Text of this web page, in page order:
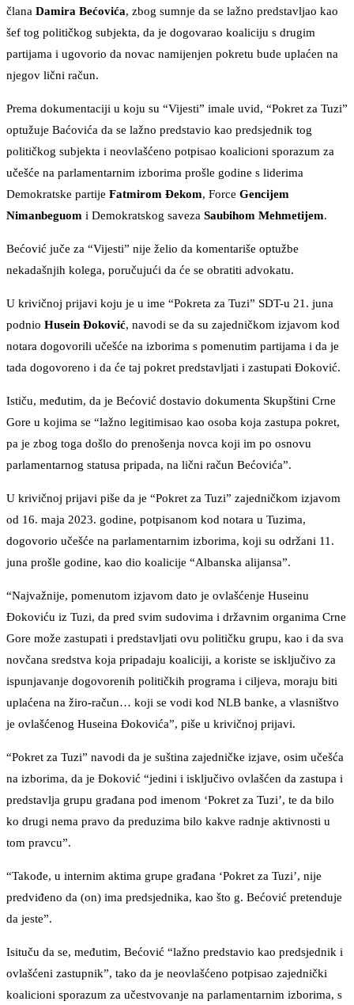
člana Damira Bećovića, zbog sumnje da se lažno predstavljao kao
šef tog političkog subjekta, da je dogovarao koaliciju s drugim
partijama i ugovorio da novac namijenjen pokretu bude uplaćen na
njegov lični račun.
Prema dokumentaciji u koju su “Vijesti” imale uvid, “Pokret za Tuzi”
optužuje Baćovića da se lažno predstavio kao predsjednik tog
političkog subjekta i neovlašćeno potpisao koalicioni sporazum za
učešće na parlamentarnim izborima prošle godine s liderima
Demokratske partije Fatmirom Đekom, Force Gencijem
Nimanbeguom i Demokratskog saveza Saubihom Mehmetijem.
Bećović juče za “Vijesti” nije želio da komentariše optužbe
nekadašnjih kolega, poručujući da će se obratiti advokatu.
U krivičnoj prijavi koju je u ime “Pokreta za Tuzi” SDT-u 21. juna
podnio Husein Đoković, navodi se da su zajedničkom izjavom kod
notara dogovorili učešće na izborima s pomenutim partijama i da je
tada dogovoreno i da će taj pokret predstavljati i zastupati Đoković.
Ističu, međutim, da je Bećović dostavio dokumenta Skupštini Crne
Gore u kojima se “lažno legitimisao kao osoba koja zastupa pokret,
pa je zbog toga došlo do prenošenja novca koji im po osnovu
parlamentarnog statusa pripada, na lični račun Bećovića”.
U krivičnoj prijavi piše da je “Pokret za Tuzi” zajedničkom izjavom
od 16. maja 2023. godine, potpisanom kod notara u Tuzima,
dogovorio učešće na parlamentarnim izborima, koji su održani 11.
juna prošle godine, kao dio koalicije “Albanska alijansa”.
“Najvažnije, pomenutom izjavom dato je ovlašćenje Huseinu
Đokoviću iz Tuzi, da pred svim sudovima i državnim organima Crne
Gore može zastupati i predstavljati ovu političku grupu, kao i da sva
novčana sredstva koja pripadaju koaliciji, a koriste se isključivo za
ispunjavanje dogovorenih političkih programa i ciljeva, moraju biti
uplaćena na žiro-račun… koji se vodi kod NLB banke, a vlasništvo
je ovlašćenog Huseina Đokovića”, piše u krivičnoj prijavi.
“Pokret za Tuzi” navodi da je suština zajedničke izjave, osim učešća
na izborima, da je Đoković “jedini i isključivo ovlašćen da zastupa i
predstavlja grupu građana pod imenom ‘Pokret za Tuzi’, te da bilo
ko drugi nema pravo da preduzima bilo kakve radnje aktivnosti u
tom pravcu”.
“Takođe, u internim aktima grupe građana ‘Pokret za Tuzi’, nije
predviđeno da (on) ima predsjednika, kao što g. Bećović pretenduje
da jeste”.
Isituču da se, međutim, Bećović “lažno predstavio kao predsjednik i
ovlašćeni zastupnik”, tako da je neovlašćeno potpisao zajednički
koalicioni sporazum za učestvovanje na parlamentarnim izborima, s